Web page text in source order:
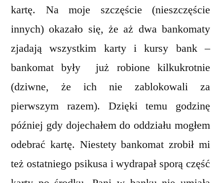
kartę. Na moje szczęście (nieszczęście
innych) okazało się, że aż dwa bankomaty
zjadają wszystkim karty i kursy bank –
bankomat były już robione kilkukrotnie
(dziwne, że ich nie zablokowali za
pierwszym razem). Dzięki temu godzinę
później gdy dojechałem do oddziału mogłem
odebrać kartę. Niestety bankomat zrobił mi
też ostatniego psikusa i wydrapał sporą część